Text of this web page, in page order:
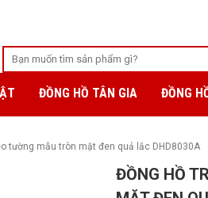
ĐỒNG HỒ TÂN GIA ĐỒNG
tường mẫu tròn mặt đen quả lắc DHD8030A
ĐỒNG HỒ